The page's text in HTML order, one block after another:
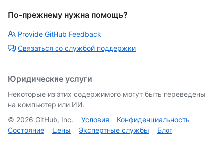
По-прежнему нужна помощь?
Provide GitHub Feedback
Связаться со службой поддержки
Юридические услуги
Некоторые из этих содержимого могут быть переведены
на компьютер или ИИ.
© 2026 GitHub, Inc. Условия
Конфиденциальность
Состояние
Цены Экспертные службы Блог